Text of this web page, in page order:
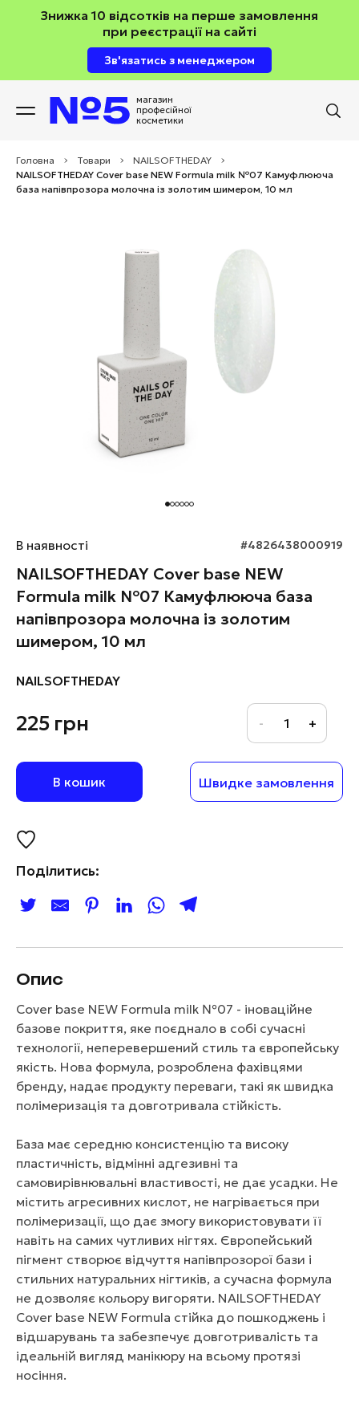
Знижка 10 відсотків на перше замовлення
при реєстрації на сайті
Зв'язатись з менеджером
магазин
професійної
косметики
Головна > Товари > NAILSOFTHEDAY
>
NAILSOFTHEDAY Cover base NEW Formula milk №07 Камуфлююча
база напівпрозора молочна із золотим шимером, 10 мл
В наявності #4826438000919
NAILSOFTHEDAY Cover base NEW
Formula milk №07 Камуфлююча база
напівпрозора молочна із золотим
шимером, 10 мл
NAILSOFTHEDAY
225 грн
В кошик Швидке замовлення
Поділитись:
Опис
Cover base NEW Formula milk №07 - іноваційне
базове покриття, яке поєднало в собі сучасні
технології, неперевершений стиль та європейську
якість. Нова формула, розроблена фахівцями
бренду, надає продукту переваги, такі як швидка
полімеризація та довготривала стійкість.
База має середню консистенцію та високу
пластичність, відмінні адгезивні та
самовирівнювальні властивості, не дає усадки. Не
містить агресивних кислот, не нагрівається при
полімеризації, що дає змогу використовувати її
навіть на самих чутливих нігтях. Європейський
пігмент створює відчуття напівпрозорої бази і
стильних натуральних нігтиків, а сучасна формула
не дозволяє кольору вигоряти. NAILSOFTHEDAY
Cover base NEW Formula стійка до пошкоджень і
відшарувань та забезпечує довготривалість та
ідеальній вигляд манікюру на всьому протязі
носіння.